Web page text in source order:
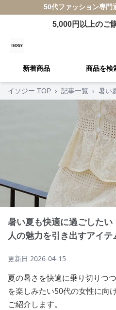
50代ファッション専門
5,000円以上のご
新着商品 商品を検
イソジー TOP › 記事一覧 › 暑い
暑い夏も快適に過ごした
人の魅力を引き出すアイテ
更新日 2026-04-15
夏の暑さを快適に乗り切りつ
を楽しみたい50代の女性に向
ご紹介します。